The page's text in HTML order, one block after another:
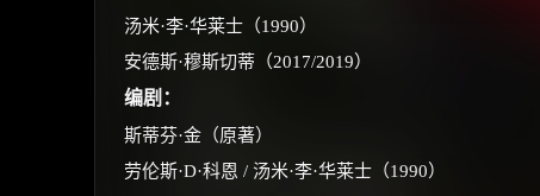
汤米·李·华莱士（1990）
安德斯·穆斯切蒂（2017/2019）
编剧：
斯蒂芬·金（原著）
劳伦斯·D·科恩 / 汤米·李·华莱士（1990）